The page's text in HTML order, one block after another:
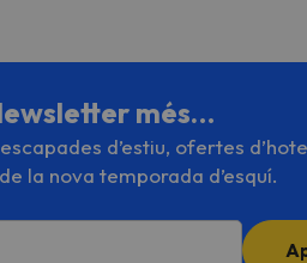
més…
d’estiu, ofertes
la nova temporada d’esquí.